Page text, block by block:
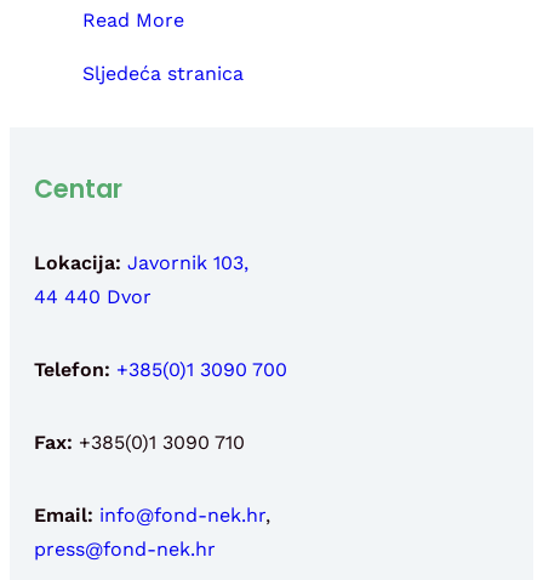
Read More
Sljedeća stranica
Centar
Lokacija: Javornik 103,
44 440 Dvor
Telefon: +385(0)1 3090 700
Fax: +385(0)1 3090 710
Email: info@fond-nek.hr,
press@fond-nek.hr